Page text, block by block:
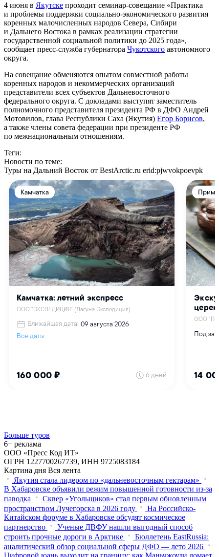
4 июня в Якутске проходит семинар-совещание «Практика
и проблемы поддержки социально-экономического развития
коренных малочисленных народов Севера, Сибири
и Дальнего Востока в рамках реализации стратегии
государственной социальной политики до 2025 года»,
сообщает пресс-служба губернатора Чукотского автономного
округа.
На совещание обменяются опытом совместной работы
коренных народов и некоммерческих организаций
представители всех субъектов Дальневосточного
федерального округа. С докладами выступят заместитель
полномочного представителя президента РФ в ДФО Андрей
Мотовилов, глава Республики Саха (Якутия) Егор Борисов,
а также члены совета федерации при президенте РФ
по межнациональным отношениям.
Теги:
Новости по теме:
Туры на Дальний Восток от BestArctic.ru erid:pjwvokpoevpk
Больше туров
6+ реклама
ООО «Пресс Код ИТ»
ОГРН 1227700267739, ИНН 9725083184
Картина дня Вся лента
Якутия стала лидером по «дальневосточным гектарам»
В Хабаровске объявили режим повышенной готовности из‑за
паводка
Сквер «Угольщиков» стал первым обновленным
пространством Лучегорска в 2026 году
На Российско-
Китайском форуме в Хабаровске обсудят космическое
партнерство
Ученые ДВФУ нашли выгодный способ
строить прочные дороги в Арктике
Бюллетень EastRussia:
аналитический обзор социальной сферы ДФО — лето 2026
Цифровой юань выходит на границу: как Маньчжоули ломает